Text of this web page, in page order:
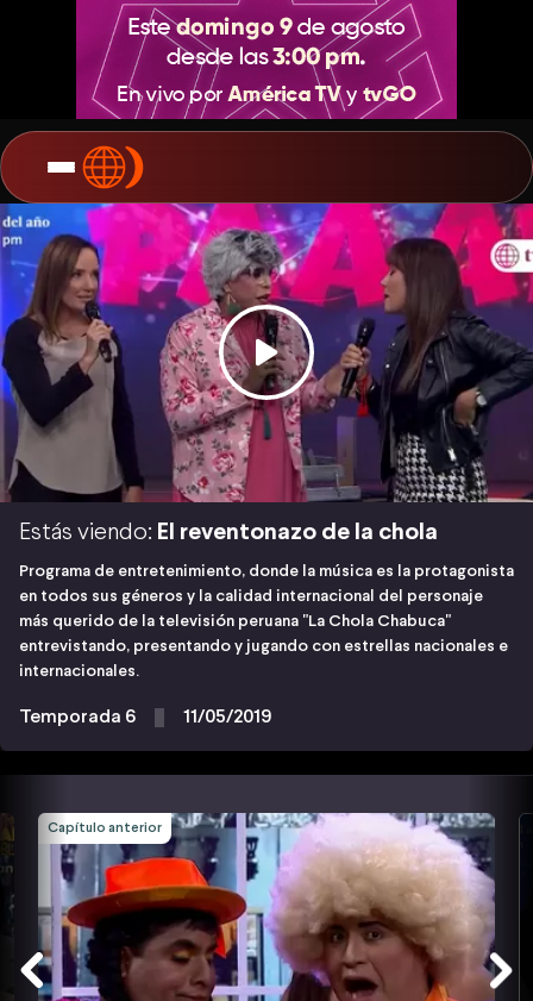
Estás viendo: El reventonazo de la chola
Programa de entretenimiento, donde la música es la protagonista
en todos sus géneros y la calidad internacional del personaje
más querido de la televisión peruana "La Chola Chabuca"
entrevistando, presentando y jugando con estrellas nacionales e
internacionales.
Temporada 6 11/05/2019
Capítulo anterior